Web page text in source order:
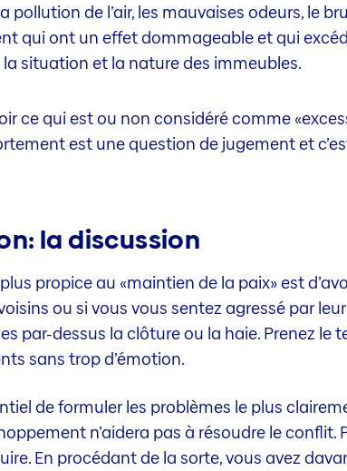
de l’air, les mauvaises odeurs, le
qui ont un effet dommageable et qui
la situation et la nature des immeubles.
ce qui est ou non considéré comme
est une question de jugement et
la discussion
propice au «maintien de la paix» est
ou si vous vous sentez agressé par
par-dessus la clôture ou la haie. Prenez le
sans trop d’émotion.
de formuler les problèmes le plus
n’aidera pas à résoudre le
En procédant de la sorte, vous avez